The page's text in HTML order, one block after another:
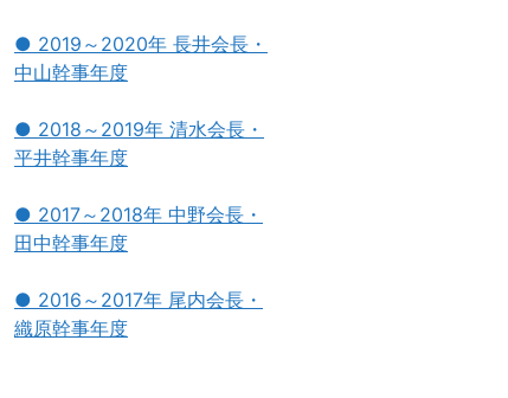
● 2019～2020年 長井会長・
中山幹事年度
● 2018～2019年 清水会長・
平井幹事年度
● 2017～2018年 中野会長・
田中幹事年度
● 2016～2017年 尾内会長・
織原幹事年度